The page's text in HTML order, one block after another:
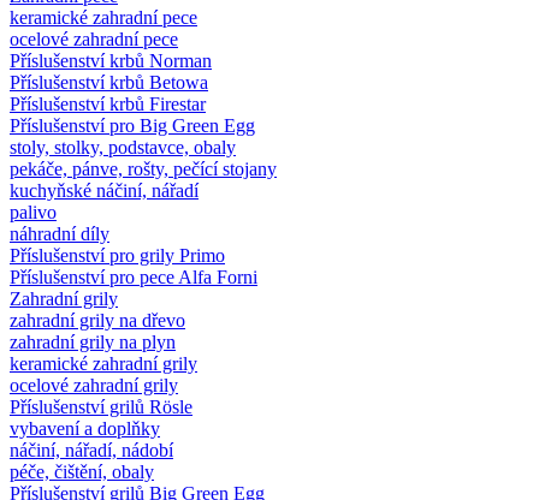
keramické zahradní pece
ocelové zahradní pece
Příslušenství krbů Norman
Příslušenství krbů Betowa
Příslušenství krbů Firestar
Příslušenství pro Big Green Egg
stoly, stolky, podstavce, obaly
pekáče, pánve, rošty, pečící stojany
kuchyňské náčiní, nářadí
palivo
náhradní díly
Příslušenství pro grily Primo
Příslušenství pro pece Alfa Forni
Zahradní grily
zahradní grily na dřevo
zahradní grily na plyn
keramické zahradní grily
ocelové zahradní grily
Příslušenství grilů Rösle
vybavení a doplňky
náčiní, nářadí, nádobí
péče, čištění, obaly
Příslušenství grilů Big Green Egg